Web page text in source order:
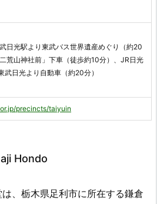
日光駅より東武バス世界遺産めぐり（約20
荒山神社前」下車（徒歩約10分）、JR日光
武日光より自動車（約20分）
precincts/taiyuin
Hondo
は、栃木県足利市に所在する鎌倉